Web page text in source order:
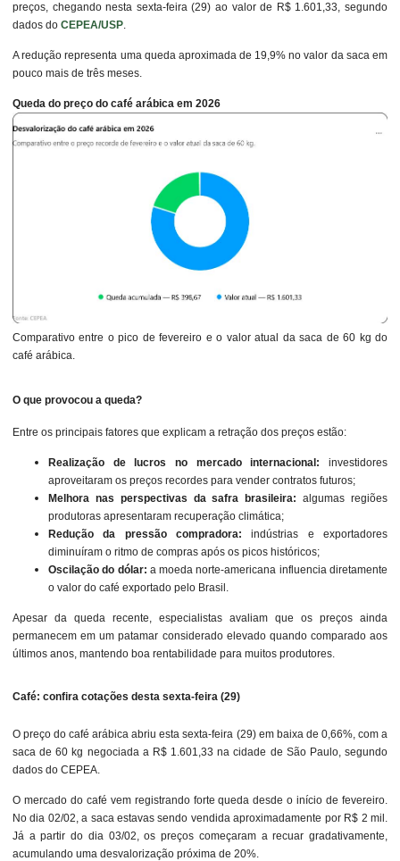
preços, chegando nesta sexta-feira (29) ao valor de R$ 1.601,33, segundo
dados do CEPEA/USP.
A redução representa uma queda aproximada de 19,9% no valor da saca em
pouco mais de três meses.
Queda do preço do café arábica em 2026
Comparativo entre o pico de fevereiro e o valor atual da saca de 60 kg do
café arábica.
O que provocou a queda?
Entre os principais fatores que explicam a retração dos preços estão:
Realização de lucros no mercado internacional: investidores
aproveitaram os preços recordes para vender contratos futuros;
Melhora nas perspectivas da safra brasileira: algumas regiões
produtoras apresentaram recuperação climática;
Redução da pressão compradora: indústrias e exportadores
diminuíram o ritmo de compras após os picos históricos;
Oscilação do dólar: a moeda norte-americana influencia diretamente
o valor do café exportado pelo Brasil.
Apesar da queda recente, especialistas avaliam que os preços ainda
permanecem em um patamar considerado elevado quando comparado aos
últimos anos, mantendo boa rentabilidade para muitos produtores.
Café: confira cotações desta sexta-feira (29)
O preço do café arábica abriu esta sexta-feira (29) em baixa de 0,66%, com a
saca de 60 kg negociada a R$ 1.601,33 na cidade de São Paulo, segundo
dados do CEPEA.
O mercado do café vem registrando forte queda desde o início de fevereiro.
No dia 02/02, a saca estavas sendo vendida aproximadamente por R$ 2 mil.
Já a partir do dia 03/02, os preços começaram a recuar gradativamente,
acumulando uma desvalorização próxima de 20%.